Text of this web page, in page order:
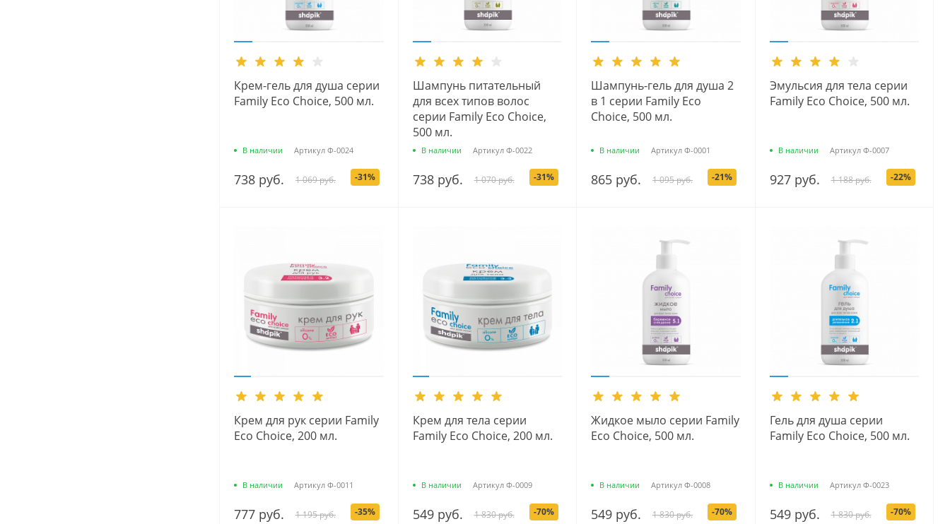
Крем-гель для душа серии
Family Есо Сhoice, 500 мл.
В наличии Артикул Ф-0024
738 руб. 1 069 руб. -31%
Шампунь питательный
для всех типов волос
серии Family Есо Сhoice,
500 мл.
В наличии Артикул Ф-0022
738 руб. 1 070 руб. -31%
Шампунь-гель для душа 2
в 1 серии Family Eco
Choice, 500 мл.
В наличии Артикул Ф-0001
865 руб. 1 095 руб. -21%
Эмульсия для тела серии
Family Есо Сhoice, 500 мл.
В наличии Артикул Ф-0007
927 руб. 1 188 руб. -22%
Крем для рук серии Family
Eco Choice, 200 мл.
В наличии Артикул Ф-0011
777 руб. 1 195 руб. -35%
Крем для тела серии
Family Eco Choice, 200 мл.
В наличии Артикул Ф-0009
549 руб. 1 830 руб. -70%
Жидкое мыло серии Family
Есо Сhoice, 500 мл.
В наличии Артикул Ф-0008
549 руб. 1 830 руб. -70%
Гель для душа серии
Family Есо Сhoice, 500 мл.
В наличии Артикул Ф-0023
549 руб. 1 830 руб. -70%